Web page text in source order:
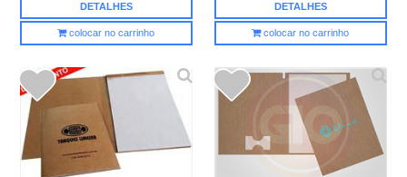
DETALHES
colocar no carrinho
DETALHES
colocar no carrinho